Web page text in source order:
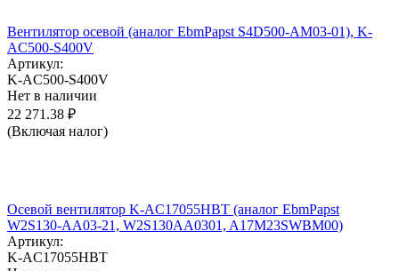
Вентилятор осевой (аналог EbmPapst S4D500-AM03-01), K-
AC500-S400V
Артикул:
K-AC500-S400V
Нет в наличии
22 271.38 ₽
(Включая налог)
Осевой вентилятор K-AC17055HBT (аналог EbmPapst
W2S130-AA03-21, W2S130AA0301, A17M23SWBM00)
Артикул:
K-AC17055HBT